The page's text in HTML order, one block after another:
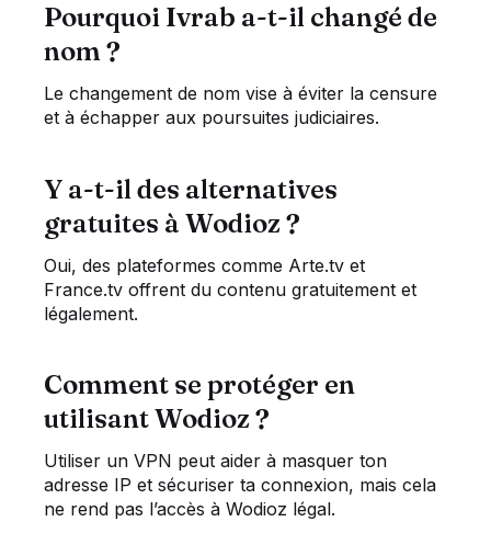
Pourquoi Ivrab a-t-il changé de
nom ?
Le changement de nom vise à éviter la censure
et à échapper aux poursuites judiciaires.
Y a-t-il des alternatives
gratuites à Wodioz ?
Oui, des plateformes comme Arte.tv et
France.tv offrent du contenu gratuitement et
légalement.
Comment se protéger en
utilisant Wodioz ?
Utiliser un VPN peut aider à masquer ton
adresse IP et sécuriser ta connexion, mais cela
ne rend pas l’accès à Wodioz légal.